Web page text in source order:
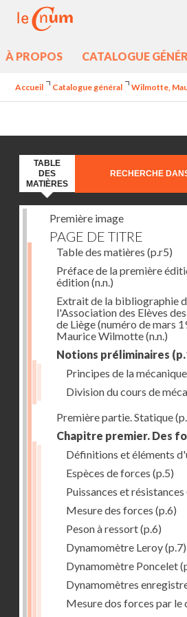
À PROPOS CATALOGUE
Accueil Catalogue général Wilmotte,
TABLE
DES
MATIÈRES
RECHERCHE
Première image
PAGE DE TITRE
Table des matières (p.r5)
Préface de la première
édition(n.n.)
Extrait de la bibliographie
l'Association des Elèves
de Liège (numéro de mars
Maurice Wilmotte(n.n.)
Notions préliminaires
Principes de la mécanique
Division du cours de
Première partie. Statique
Chapitre premier. Des
Définitions et éléments
Espèces de forces (p.5)
Puissances et résistances
Mesure des forces (p.6)
Peson à ressort(p.6)
Dynamomètre Leroy(p.7)
Dynamomètre Poncelet
Dynamomètres
Mesure dos forces par le